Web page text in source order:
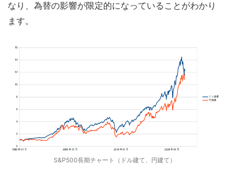
なり、為替の影響が限定的になっていることがわかり
ます。
S&P500長期チャート（ドル建て、円建て）